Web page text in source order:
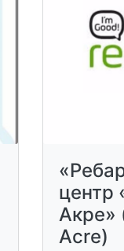
центр
Акре»
Acre)